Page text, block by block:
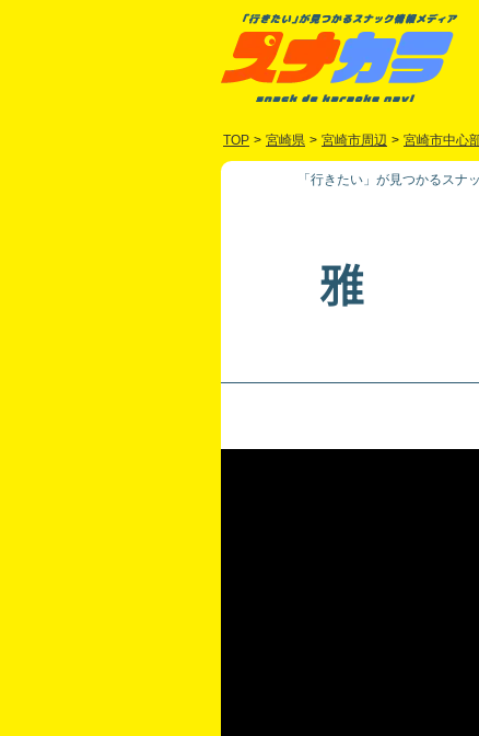
TOP > 宮崎県 > 宮崎市周辺 > 宮崎市中心
「行きたい」が見つかるスナ
雅